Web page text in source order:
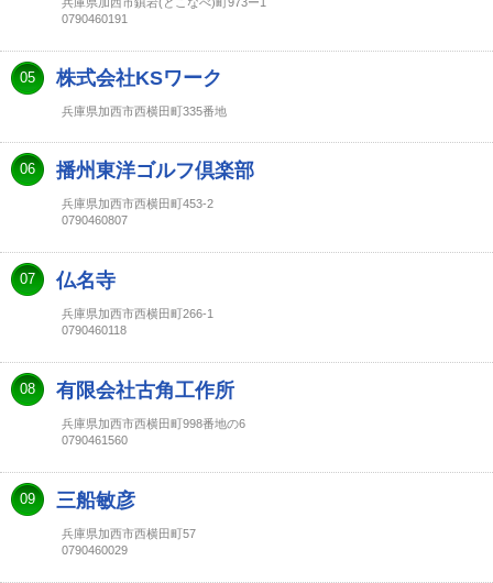
0790460191
05 株式会社KSワーク
兵庫県加西市西横田町335番地
06 播州東洋ゴルフ倶楽部
兵庫県加西市西横田町453-2
0790460807
07 仏名寺
兵庫県加西市西横田町266-1
0790460118
08 有限会社古角工作所
兵庫県加西市西横田町998番地の6
0790461560
09 三船敏彦
兵庫県加西市西横田町57
0790460029